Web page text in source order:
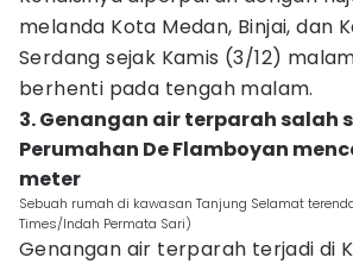
melanda Kota Medan, Binjai, dan
Serdang sejak Kamis (3/12)
berhenti pada tengah malam.
3. Genangan air terparah salah
Perumahan De Flamboyan
meter
Sebuah rumah di kawasan Tanjung Selamat
Times/Indah Permata Sari)
Genangan air terparah terjadi di